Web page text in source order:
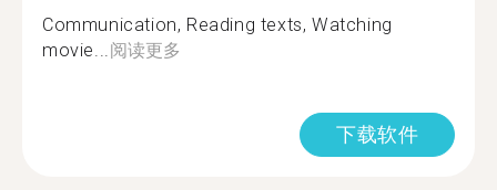
Communication, Reading texts, Watching
movie...阅读更多
下载软件